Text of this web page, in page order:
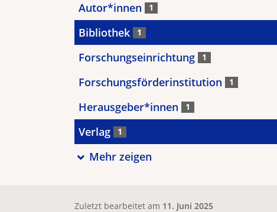
Autor*innen 1
Bibliothek 1
Forschungseinrichtung 1
Forschungsförderinstitution 1
Herausgeber*innen 1
Verlag 1
Mehr zeigen
Zuletzt bearbeitet am 11. Juni 2025